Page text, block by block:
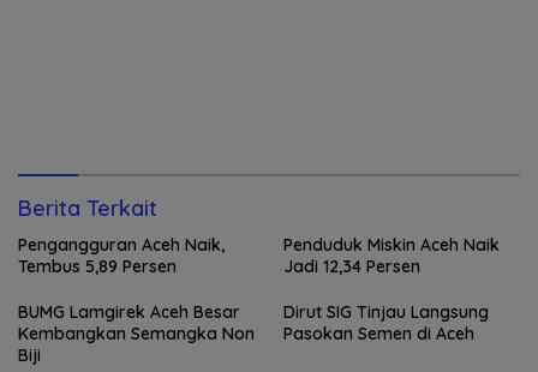
Berita Terkait
Pengangguran Aceh Naik,
Tembus 5,89 Persen
Penduduk Miskin Aceh Naik
Jadi 12,34 Persen
BUMG Lamgirek Aceh Besar
Kembangkan Semangka Non
Biji
Dirut SIG Tinjau Langsung
Pasokan Semen di Aceh